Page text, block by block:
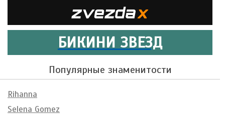
БИКИНИ ЗВЕЗД
Популярные знаменитости
Rihanna
Selena Gomez